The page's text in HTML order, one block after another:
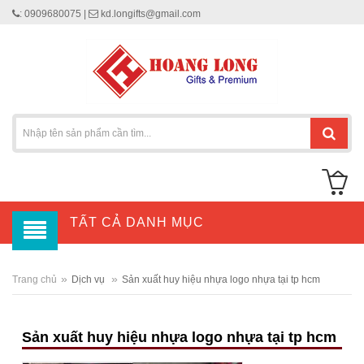
: 0909680075 | kd.longifts@gmail.com
TẤT CẢ DANH MỤC
Trang chủ » Dịch vụ » Sản xuất huy hiệu nhựa logo nhựa tại tp hcm
Sản xuất huy hiệu nhựa logo nhựa tại tp hcm